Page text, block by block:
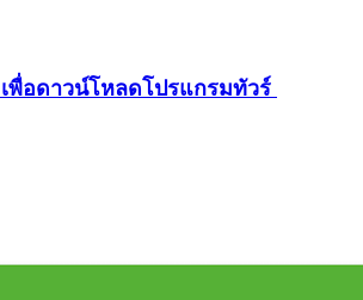
เพื่อดาวน์โหลดโปรแกรมทัวร์